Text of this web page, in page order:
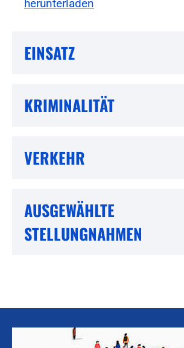
herunterladen
EINSATZ
KRIMINALITÄT
VERKEHR
AUSGEWÄHLTE
STELLUNGNAHMEN